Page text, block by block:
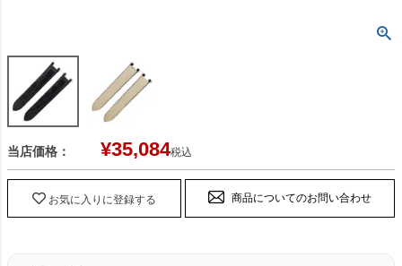
当店価格： ¥35,084税込
お気に入りに登録する 商品についてのお問い合わせ